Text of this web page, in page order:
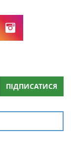
ПІДПИСАТИСЯ